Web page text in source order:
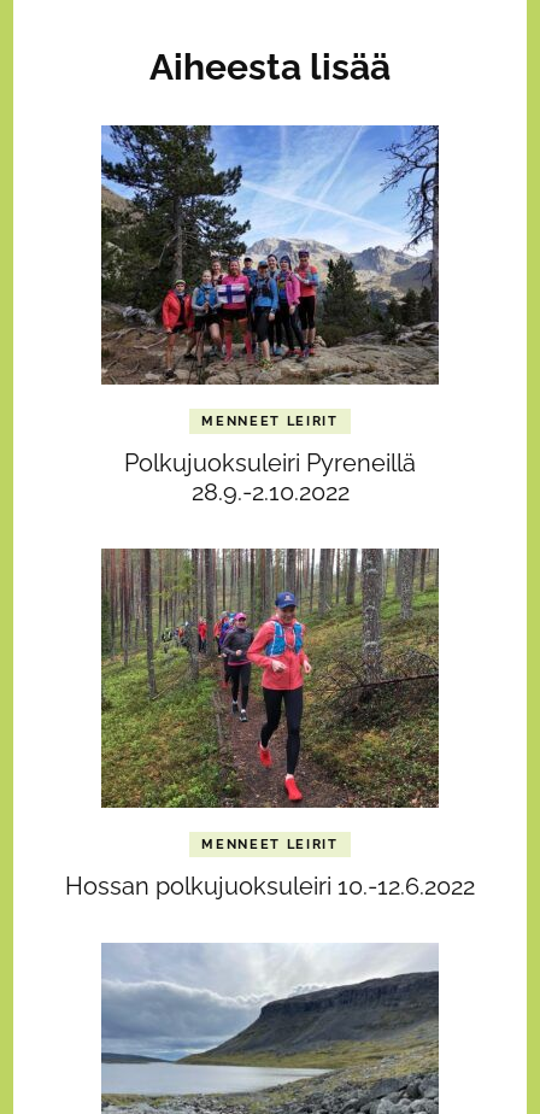
Aiheesta lisää
MENNEET LEIRIT
Polkujuoksuleiri Pyreneillä
28.9.-2.10.2022
MENNEET LEIRIT
Hossan polkujuoksuleiri 10.-12.6.2022